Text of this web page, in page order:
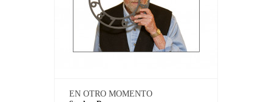
EN OTRO MOMENTO